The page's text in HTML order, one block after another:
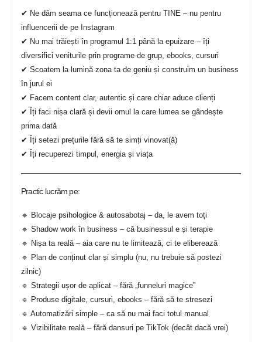
✔ Ne dăm seama ce funcționează pentru TINE – nu pentru
influencerii de pe Instagram
✔ Nu mai trăiești în programul 1:1 până la epuizare – îți
diversifici veniturile prin programe de grup, ebooks, cursuri
✔ Scoatem la lumină zona ta de geniu și construim un business
în jurul ei
✔ Facem content clar, autentic și care chiar aduce clienți
✔ Îți faci nișa clară și devii omul la care lumea se gândește
prima dată
✔ Îți setezi prețurile fără să te simți vinovat(ă)
✔ Îți recuperezi timpul, energia și viața
Practic lucrăm pe:
🔹 Blocaje psihologice & autosabotaj – da, le avem toți
🔹 Shadow work în business – că businessul e și terapie
🔹 Nișa ta reală – aia care nu te limitează, ci te eliberează
🔹 Plan de conținut clar și simplu (nu, nu trebuie să postezi
zilnic)
🔹 Strategii ușor de aplicat – fără „funneluri magice”
🔹 Produse digitale, cursuri, ebooks – fără să te stresezi
🔹 Automatizări simple – ca să nu mai faci totul manual
🔹 Vizibilitate reală – fără dansuri pe TikTok (decât dacă vrei)